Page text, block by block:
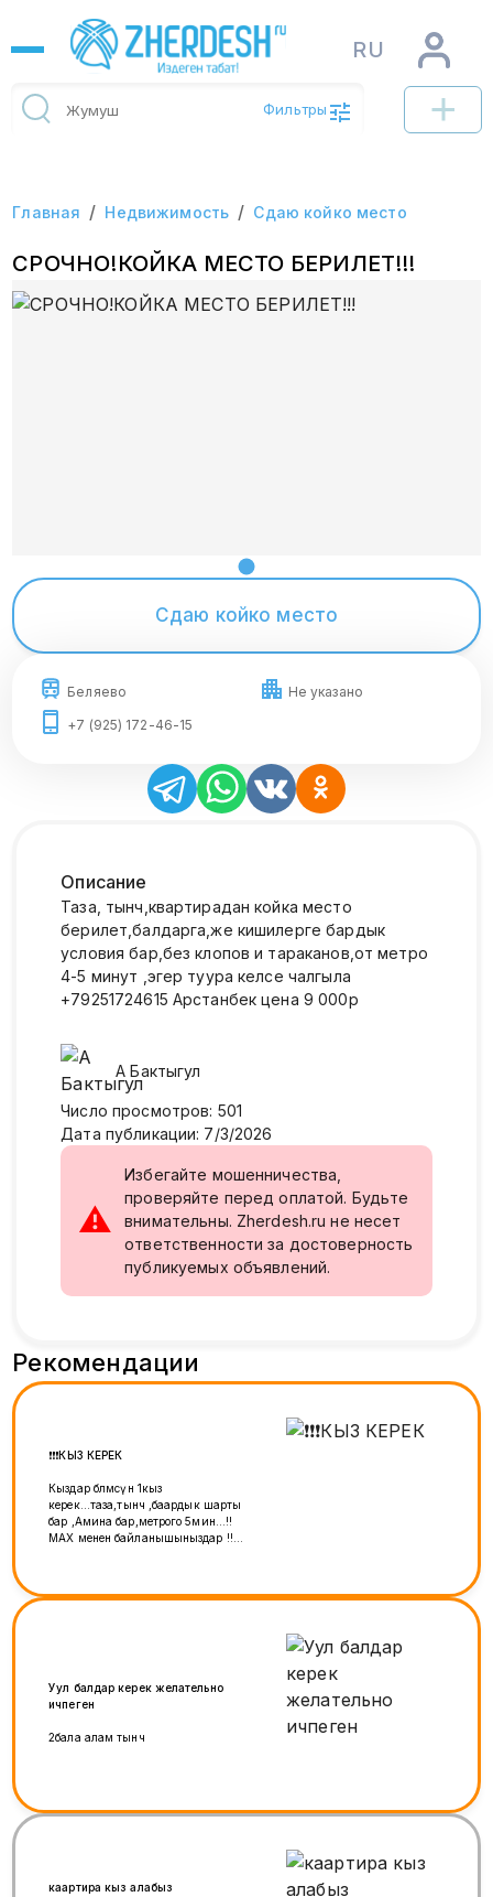
RU
Фильтры
Главная / Недвижимость / Сдаю койко место
СРОЧНО!КОЙКА МЕСТО БЕРИЛЕТ!!!
Сдаю койко место
Беляево
Не указано
+7 (925) 172-46-15
Описание
Таза, тынч,квартирадан койка место
берилет,балдарга,же кишилерге бардык
условия бар,без клопов и тараканов,от метро
4-5 минут ,эгер туура келсе чалгыла
+79251724615 Арстанбек цена 9 000р
А Бактыгул
Число просмотров: 501
Дата публикации: 7/3/2026
⚠
Избегайте мошенничества,
проверяйте перед оплатой. Будьте
внимательны. Zherdesh.ru не несет
ответственности за достоверность
публикуемых объявлений.
Рекомендации
❗️❗️❗️КЫЗ КЕРЕК
Кыздар бөлмөсүнө 1кыз
керек...таза,тынч ,баардык шарты
бар ,Амина бар,метрого 5мин...!!
МАХ менен байланышыныздар !!
Уул балдар керек желательно
ичпеген
2бала алам тынч
каартира кыз алабыз